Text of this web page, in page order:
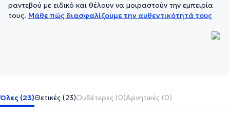
ραντεβού με ειδικό και θέλουν να μοιραστούν την εμπειρία
τους. Μάθε πώς διασφαλίζουμε την αυθεντικότητά τους
Όλες (23)Θετικές (23)Ουδέτερες (0)Αρνητικές (0)